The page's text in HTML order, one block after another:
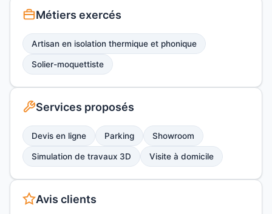
Métiers exercés
Artisan en isolation thermique et phonique
Solier-moquettiste
Services proposés
Devis en ligne Parking Showroom
Simulation de travaux 3D Visite à domicile
Avis clients